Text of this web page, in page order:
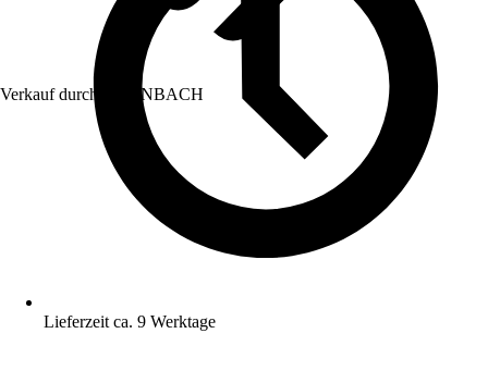
Verkauf durch: HORNBACH
Lieferzeit ca. 9 Werktage